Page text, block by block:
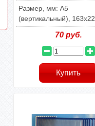
Размер, мм: А5
(вертикальный),
70руб.